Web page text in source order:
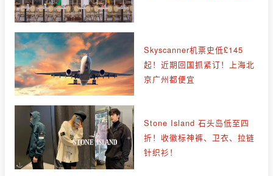
Skyscanner机票史低£145
起！近期回国抓紧订！上海北
京广州都便宜
Stone Island 石头岛低至四
折！收徽标神裤、卫衣、拉链
针织衫！